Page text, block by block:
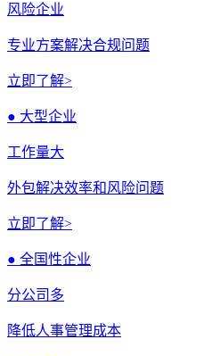
风险企业
专业方案解决合规问题
立即了解>
● 大型企业
工作量大
外包解决效率和风险问题
立即了解>
● 全国性企业
分公司多
降低人事管理成本